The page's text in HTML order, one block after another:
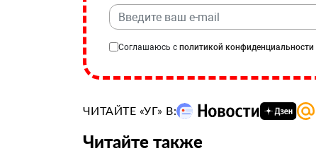
Соглашаюсь с политикой конфиденциальности
ЧИТАЙТЕ «УГ» В:
Читайте также